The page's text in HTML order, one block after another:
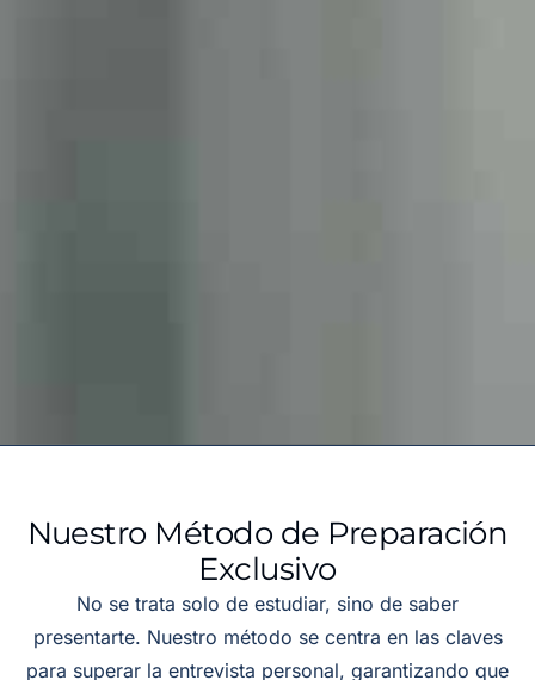
Nuestro Método de Preparación
Exclusivo
No se trata solo de estudiar, sino de saber
presentarte. Nuestro método se centra en las claves
para superar la entrevista personal, garantizando que